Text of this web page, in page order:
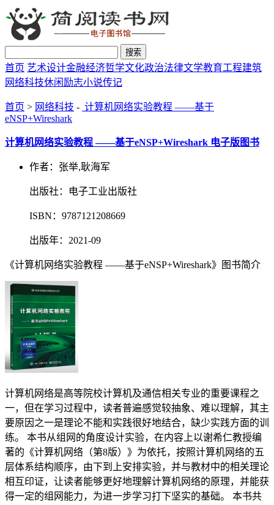
搜索
首页 艺术设计金融经济哲学文化政治法律文学教育工程建筑
网络科技休闲励志小说传记
首页 > 网络科技 - 计算机网络实验教程 ——基于
eNSP+Wireshark
计算机网络实验教程 ——基于eNSP+Wireshark 电子版图书
作者：张举,耿海军
出版社：电子工业出版社
ISBN：9787121208669
出版年：2021-09
《计算机网络实验教程 ——基于eNSP+Wireshark》图书简介
计算机网络是高等院校计算机及通信相关专业的重要课程之
一，但在学习过程中，读者普遍感觉较抽象、难以理解，其主
要原因之一是理论不能和实践很好地结合，缺少实践方面的训
练。 本书从组网的角度设计实验，在内容上以谢希仁教授编
著的《计算机网络（第8版）》为依托，按照计算机网络的五
层体系结构顺序，由下到上安排实验，并与教材中的相关理论
相互印证，让读者能够更好地理解计算机网络的原理，并能获
得一定的组网能力，为进一步学习打下坚实的基础。 本书共